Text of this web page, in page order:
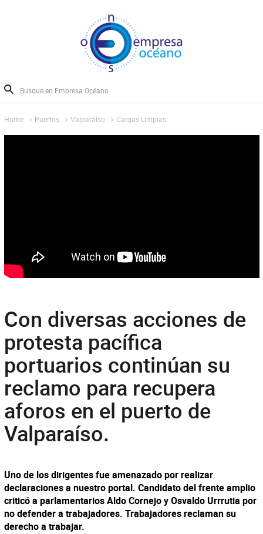
Home Puertos Valparaíso Cargas Limpias
Con diversas acciones de
protesta pacífica
portuarios continúan su
reclamo para recupera
aforos en el puerto de
Valparaíso.
Uno de los dirigentes fue amenazado por realizar
declaraciones a nuestro portal. Candidato del frente amplio
criticó a parlamentarios Aldo Cornejo y Osvaldo Urrrutia por
no defender a trabajadores. Trabajadores reclaman su
derecho a trabajar.